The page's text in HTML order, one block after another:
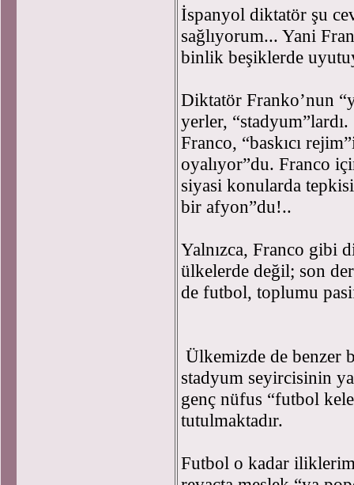
İspanyol diktatör şu
sağlıyorum... Yani
binlik beşiklerde
Diktatör Franko’nun
yerler, “stadyum”lardı.
Franco, “baskıcı
oyalıyor”du. Franco
siyasi konularda
bir afyon”du!..
Yalnızca, Franco gibi
ülkelerde değil; son
de futbol, toplumu
Ülkemizde de benzer
stadyum seyircisinin
genç nüfus “futbol
tutulmaktadır.
Futbol o kadar